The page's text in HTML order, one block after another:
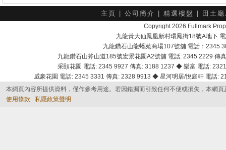
主頁 公司簡介 精選樓盤 田土
Copyright 2026 Fullmark
九龍黃大仙鳳凰新村環鳳街18號A地下
九龍鑽石山龍蟠苑商場107號舖 電話：2345
九龍鑽石山斧山道185號宏景花園A2號舖 電話: 2345 2229
采頣花園 電話: 2345 9927 傳真: 3188 1237 ◆ 樂富 電話:
威豪花園 電話: 2345 3331 傳真: 2328 9913 ◆ 星河明居/悅庭軒 電話
本網頁內容所提供資料，僅作參考用途。若因錯漏而引致任何不便或損失，本網
使用條款
私隱政策聲明